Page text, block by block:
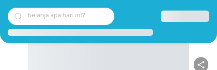
belanja apa hari ini?